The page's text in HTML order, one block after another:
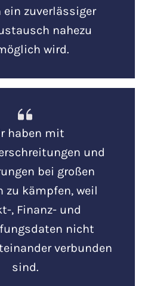
ein zuverlässiger
nahezu
wird.
haben mit
und
bei großen
zu kämpfen, weil
, Finanz- und
nicht
verbunden
sind.